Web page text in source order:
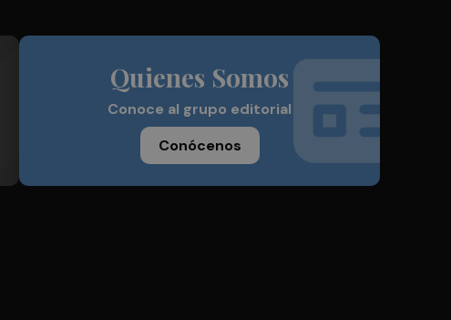
Quienes Somos
Conoce al grupo editorial
Conócenos